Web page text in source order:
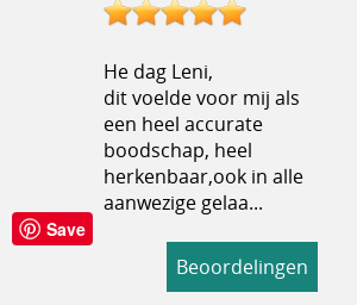
Save
He dag Leni,
dit voelde voor mij als
een heel accurate
boodschap, heel
herkenbaar,ook in alle
aanwezige gelaa...
Beoordelingen